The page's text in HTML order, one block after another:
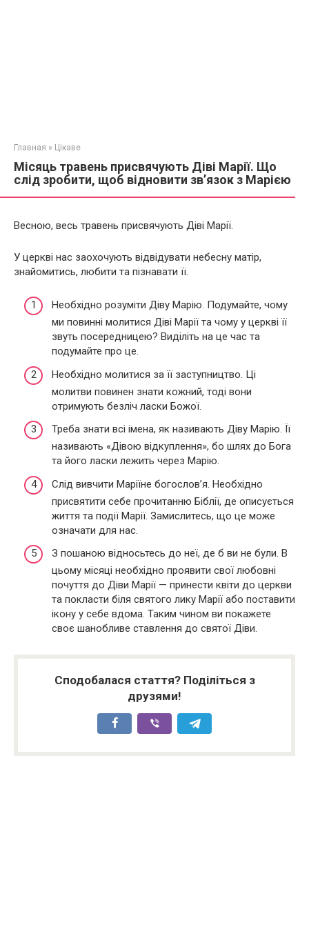
Главная » Цікаве
Місяць травень присвячують Діві Марії. Що
слід зробити, щоб відновити зв’язок з Марією
Весною, весь травень присвячують Діві Марії.
У церкві нас заохочують відвідувати небесну матір,
знайомитись, любити та пізнавати її.
Необхідно розуміти Діву Марію. Подумайте, чому
ми повинні молитися Діві Марії та чому у церкві її
звуть посередницею? Виділіть на це час та
подумайте про це.
Необхідно молитися за її заступництво. Ці
молитви повинен знати кожний, тоді вони
отримують безліч ласки Божої.
Треба знати всі імена, як називають Діву Марію. Її
називають «Дівою відкуплення», бо шлях до Бога
та його ласки лежить через Марію.
Слід вивчити Маріїне богослов’я. Необхідно
присвятити себе прочитанню Біблії, де описується
життя та події Марії. Замислитесь, що це може
означати для нас.
З пошаною відносьтесь до неї, де б ви не були. В
цьому місяці необхідно проявити свої любовні
почуття до Діви Марії — принести квіти до церкви
та покласти біля святого лику Марії або поставити
ікону у себе вдома. Таким чином ви покажете
своє шанобливе ставлення до святої Діви.
Сподобалася стаття? Поділіться з
друзями!